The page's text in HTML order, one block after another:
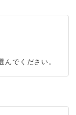
でください。